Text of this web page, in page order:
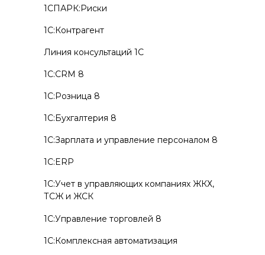
1СПАРК:Риски
1С:Контрагент
Линия консультаций 1С
1С:Бухгалтерия 8
1С:Зарплата и управление персоналом 8
1С:Учет в управляющих компаниях ЖКХ,
ТСЖ и ЖСК
1С:Управление торговлей 8
1С:CRM 8
1С:Розница 8
1С:ERP
1С:Комплексная автоматизация